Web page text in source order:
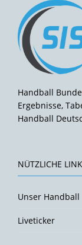
Handball
Ergebnisse,
Handball
NÜTZLICHE
Unser Handball
Liveticker